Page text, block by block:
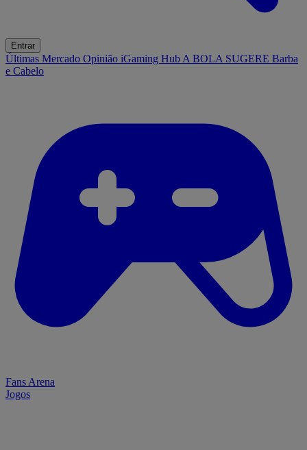
Entrar
Últimas Mercado Opinião iGaming Hub A BOLA SUGERE Barba
e Cabelo
Fans Arena
Jogos